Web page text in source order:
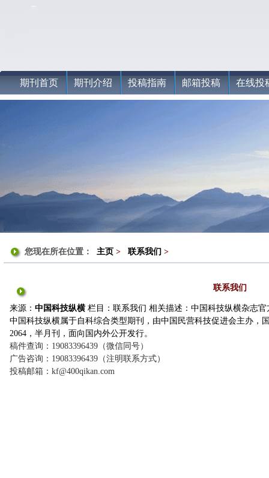
期刊首页 期刊介绍 投稿指南 邮箱投稿 在线投
您现在所在位置： 主页 > 联系我们 >
联系我们
来源： 中国科技纵横栏目： 联系我们 相关描述：中国科技纵横杂志
中国科技纵横属于自科综合类型期刊，由中国民营科技促进会主办，
2064，半月刊，面向国内外公开发行。
稿件查询： 19083396439（微信同号）
广告咨询： 19083396439（注明联系方式）
投稿邮箱： kf@400qikan.com